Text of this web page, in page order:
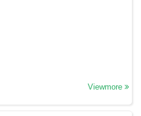
Viewmore